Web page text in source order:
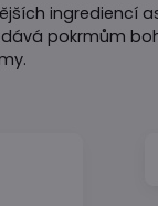
ingrediencí
pokrmům